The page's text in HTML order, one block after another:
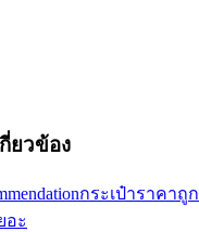
ยวข้อง
กระเป๋าราคาถูก
อะ